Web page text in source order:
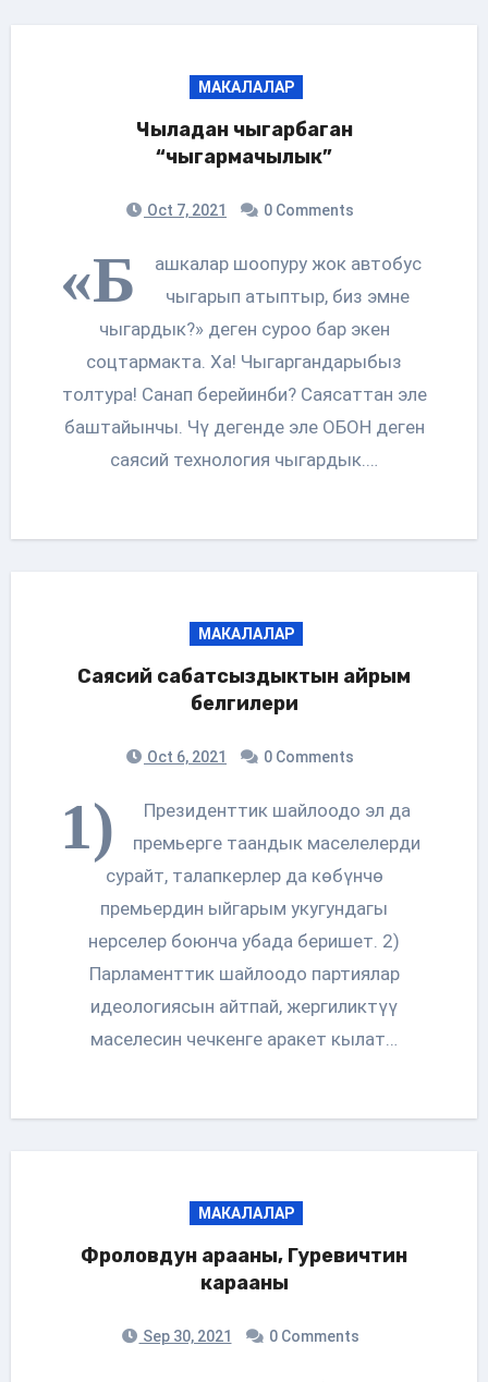
МАКАЛАЛАР
Чыладан чыгарбаган
“чыгармачылык”
Oct 7, 2021 0 Comments
«Б
ашкалар шоопуру жок автобус
чыгарып атыптыр, биз эмне
чыгардык?» деген суроо бар экен
соцтармакта. Ха! Чыгаргандарыбыз
толтура! Санап берейинби? Саясаттан эле
баштайынчы. Чү дегенде эле ОБОН деген
саясий технология чыгардык.…
МАКАЛАЛАР
Саясий сабатсыздыктын айрым
белгилери
Oct 6, 2021 0 Comments
1)
Президенттик шайлоодо эл да
премьерге таандык маселелерди
сурайт, талапкерлер да көбүнчө
премьердин ыйгарым укугундагы
нерселер боюнча убада беришет. 2)
Парламенттик шайлоодо партиялар
идеологиясын айтпай, жергиликтүү
маселесин чечкенге аракет кылат…
МАКАЛАЛАР
Фроловдун арааны, Гуревичтин
карааны
Sep 30, 2021 0 Comments